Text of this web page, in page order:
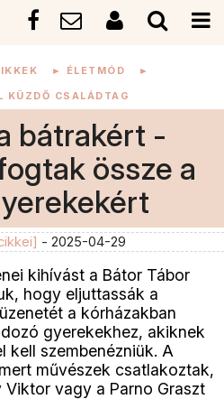
► ÉLETMÓD ►
KÜZDŐ CSALÁDTAG
bátrakért -
össze a
- 2025-04-29
kihívást a Bátor Tábor
hogy eljuttassák a
a kórházakban
gyerekekhez, akiknek
kell szembenézniük. A
művészek csatlakoztak,
Viktor vagy a Parno Graszt